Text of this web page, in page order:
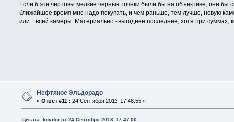
Если б эти чертовы мелкие черные точнки были бы на объективе, они бы
ближайшее время мне надо покупать, и чем раньше, тем лучше, новую
или... всей камеры. Материально - выгоднее последнее, хотя при суммах,
Нефтяное Эльдорадо
«Ответ #11 : 24 Сентября 2013, 17:48:55 »
Цитата: kovdor от 24 Сентября 2013, 17:47:00